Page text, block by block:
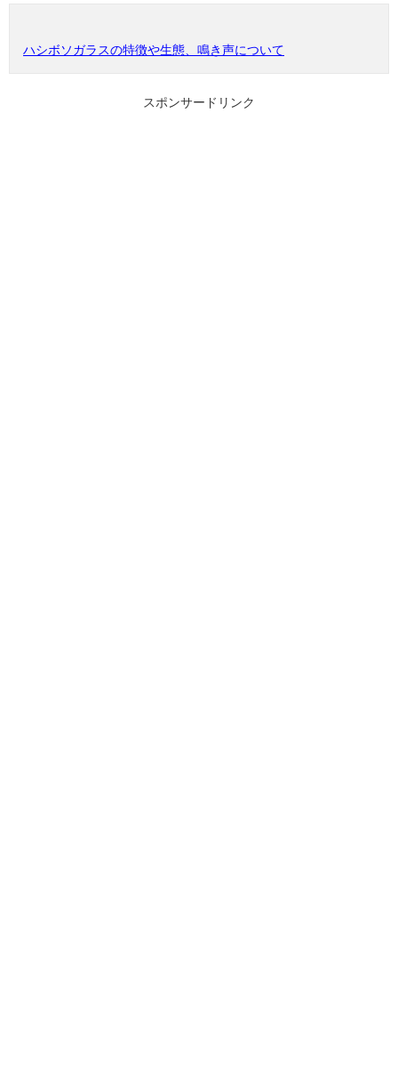
ハシボソガラスの特徴や生態、鳴き声について
スポンサードリンク